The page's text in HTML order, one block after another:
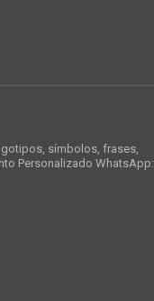
símbolos, frases,
Personalizado WhatsApp: